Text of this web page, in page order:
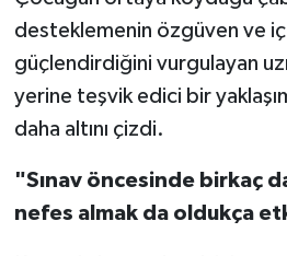
desteklemenin özgüven ve
güçlendirdiğini vurgulayan
yerine teşvik edici bir
daha altını çizdi.
"Sınav öncesinde birkaç
nefes almak da oldukça